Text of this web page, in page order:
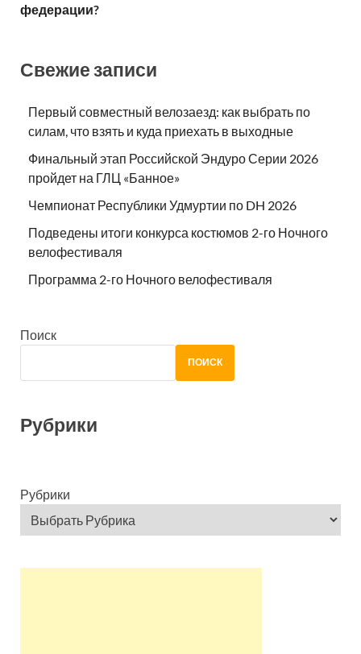
федерации?
Свежие записи
Первый совместный велозаезд: как выбрать по
силам, что взять и куда приехать в выходные
Финальный этап Российской Эндуро Серии 2026
пройдет на ГЛЦ «Банное»
Чемпионат Республики Удмуртии по DH 2026
Подведены итоги конкурса костюмов 2-го Ночного
велофестиваля
Программа 2-го Ночного велофестиваля
Поиск
ПОИСК
Рубрики
Рубрики